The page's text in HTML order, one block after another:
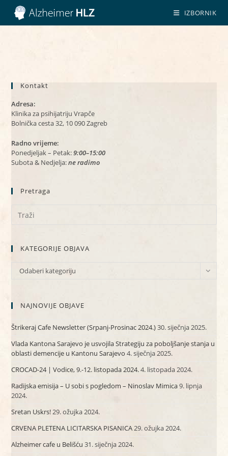
Preskoči
sadržaj
IZBORNIK
Kontakt
Adresa:
Klinika za psihijatriju Vrapče
Bolnička cesta 32, 10 090 Zagreb
Radno vrijeme:
Ponedjeljak – Petak:9:00–15:00
Subota & Nedjelja:ne radimo
Pretraga
KATEGORIJE OBJAVA
KATEGORIJE
Odaberi kategoriju
NAJNOVIJE OBJAVE
Štrikeraj Cafe Newsletter (Srpanj-Prosinac 2024.)30. siječnja 2025.
Vlada Kantona Sarajevo je usvojila Strategiju za poboljšanje stanja u
oblasti demencije u Kantonu Sarajevo 4. siječnja 2025.
CROCAD-24 | Vodice, 9.-12. listopada 2024.4. listopada 2024.
Radijska emisija – U sobi s pogledom – Ninoslav Mimica9. lipnja
2024.
Sretan Uskrs!29. ožujka 2024.
CRVENA PLETENA LICITARSKA PISANICA29. ožujka 2024.
Alzheimer cafe u Belišću 31. siječnja 2024.